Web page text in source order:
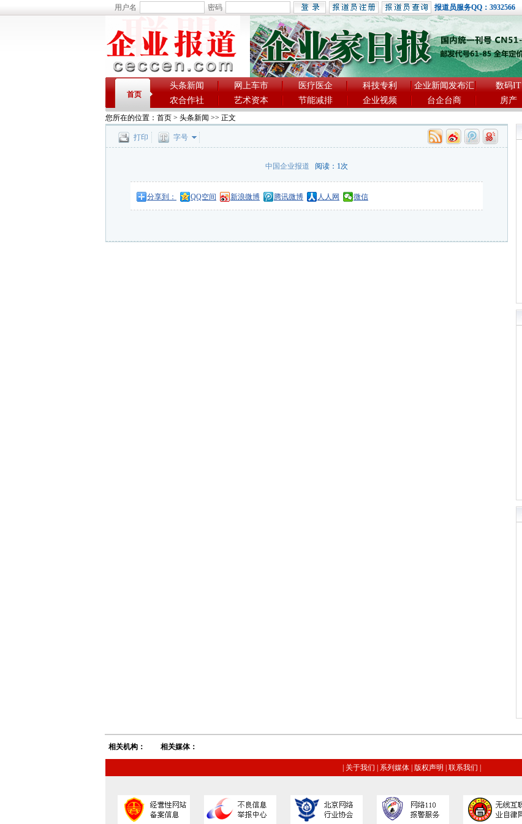
用户名 密码 报道员服务QQ：3932566
首页
头条新闻 网上车市 医疗医企 科技专利 企业新闻发布汇 数码IT
农合作社
艺术资本 节能减排 企业视频 台企台商 房产
您所在的位置： 首页 > 头条新闻 >> 正文
打印 字号
中国企业报道 阅读： 1次
分享到： QQ空间 新浪微博 腾讯微博 人人网 微信
相关机构： 相关媒体：
关于我们 系列媒体 版权声明 联系我们